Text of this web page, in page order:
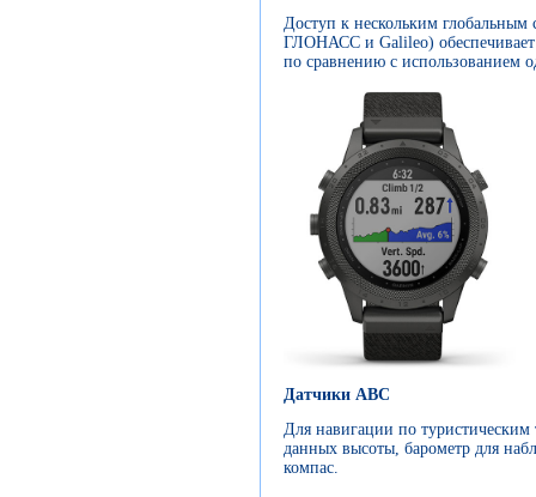
Доступ к нескольким
ГЛОНАСС и Galileo) обеспечивает
по сравнению с использованием
Датчики ABC
Для навигации по туристическим
данных высоты, барометр для
компас.